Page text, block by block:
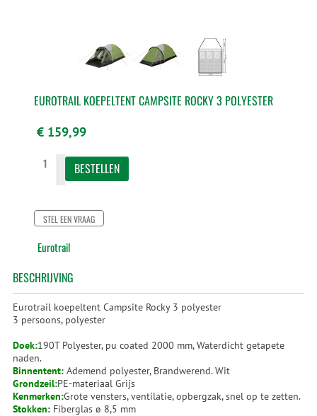
EUROTRAIL KOEPELTENT CAMPSITE ROCKY 3 POLYESTER
€ 159,99
STEL EEN VRAAG
Eurotrail
BESCHRIJVING
Eurotrail koepeltent Campsite Rocky 3 polyester
3 persoons, polyester
Doek:190T Polyester, pu coated 2000 mm, Waterdicht getapete
naden.
Binnentent:Ademend polyester, Brandwerend. Wit
Grondzeil:PE-materiaal Grijs
Kenmerken:Grote vensters, ventilatie, opbergzak, snel op te zetten.
Stokken:Fiberglas ø 8,5 mm